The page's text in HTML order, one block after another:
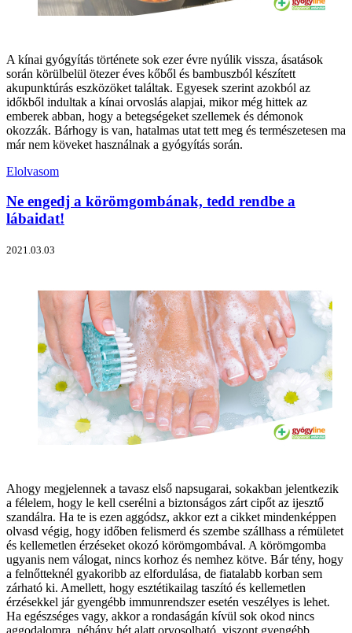
A kínai gyógyítás története sok ezer évre nyúlik vissza, ásatások
során körülbelül ötezer éves kőből és bambuszból készített
akupunktúrás eszközöket találtak. Egyesek szerint azokból az
időkből indultak a kínai orvoslás alapjai, mikor még hittek az
emberek abban, hogy a betegségeket szellemek és démonok
okozzák. Bárhogy is van, hatalmas utat tett meg és természetesen ma
már nem köveket használnak a gyógyítás során.
Elolvasom
Ne engedj a körömgombának, tedd rendbe a
lábaidat!
2021.03.03
Ahogy megjelennek a tavasz első napsugarai, sokakban jelentkezik
a félelem, hogy le kell cserélni a biztonságos zárt cipőt az ijesztő
szandálra. Ha te is ezen aggódsz, akkor ezt a cikket mindenképpen
olvasd végig, hogy időben felismerd és szembe szállhass a rémületet
és kellemetlen érzéseket okozó körömgombával. A körömgomba
ugyanis nem válogat, nincs korhoz és nemhez kötve. Bár tény, hogy
a felnőtteknél gyakoribb az elfordulása, de fiatalabb korban sem
zárható ki. Amellett, hogy esztétikailag taszító és kellemetlen
érzésekkel jár gyengébb immunrendszer esetén veszélyes is lehet.
Ha egészséges vagy, akkor a rondaságán kívül sok okod nincs